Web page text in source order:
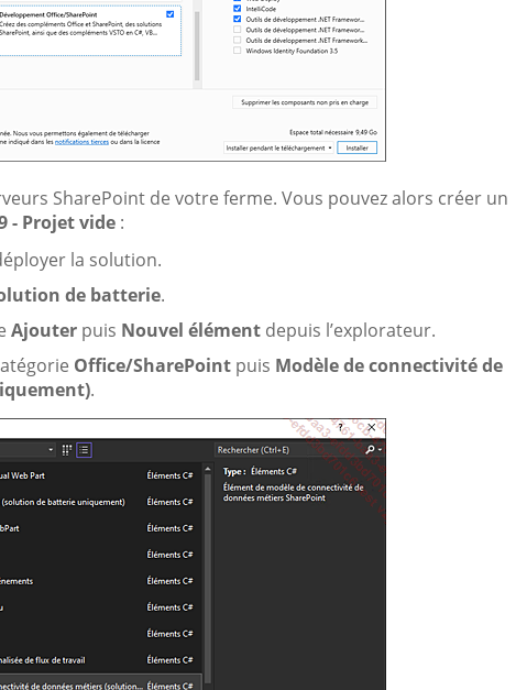
SharePoint de votre ferme. Vous pouvez alors créer un
- Projet vide :
la solution.
de batterie.
Ajouter puis Nouvel élément depuis l’explorateur.
Office/SharePoint puis Modèle de connectivité de
.